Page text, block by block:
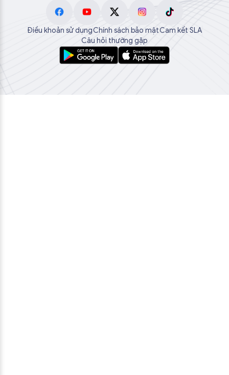
Điều khoản sử dụngChính sách bảo mậtCam kết SLA
Câu hỏi thường gặp